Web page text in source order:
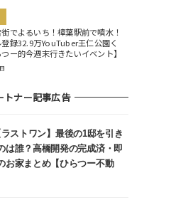
でよるいち！樟葉駅前で噴水！
録32.9万YouTuber王仁公園く
ー的今週末行きたいイベント】
トナー記事広告
ラストワン】最後の1邸を引き
は誰？高橋開発の完成済・即
お家まとめ【ひらつー不動